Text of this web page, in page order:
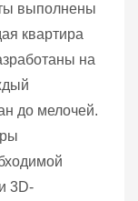
выполнены
квартира
на
до мелочей.
3D-